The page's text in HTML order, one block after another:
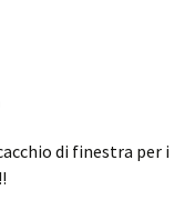
di finestra per i